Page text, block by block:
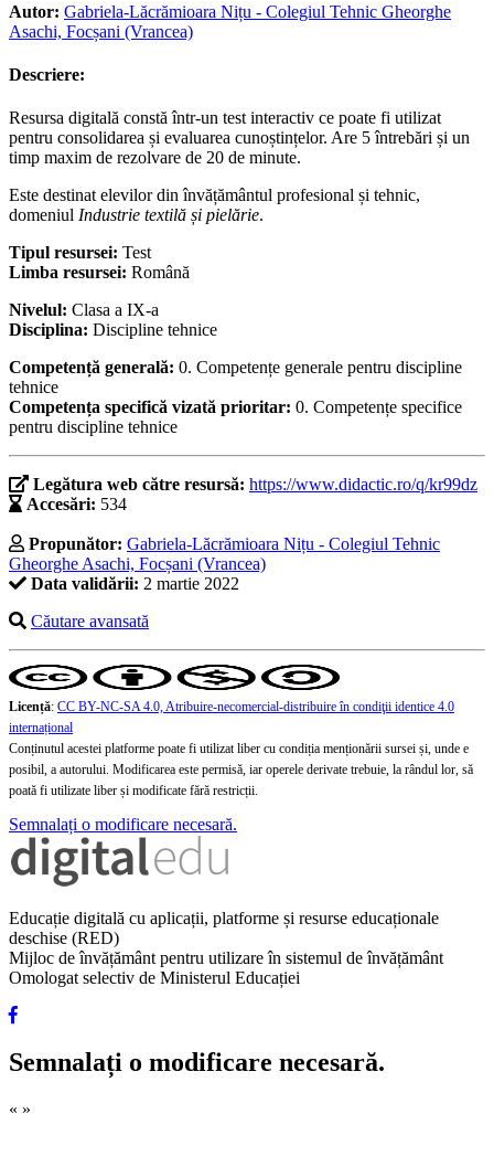
Autor: Gabriela-Lăcrămioara Nițu - Colegiul Tehnic Gheorghe
Asachi, Focșani (Vrancea)
Descriere:
Resursa digitală constă într-un test interactiv ce poate fi utilizat
pentru consolidarea și evaluarea cunoștințelor. Are 5 întrebări și un
timp maxim de rezolvare de 20 de minute.
Este destinat elevilor din învățământul profesional și tehnic,
domeniul Industrie textilă și pielărie.
Tipul resursei: Test
Limba resursei: Română
Nivelul: Clasa a IX-a
Disciplina: Discipline tehnice
Competență generală: 0. Competențe generale pentru discipline
tehnice
Competența specifică vizată prioritar: 0. Competențe specifice
pentru discipline tehnice
Legătura web către resursă: https://www.didactic.ro/q/kr99dz
Accesări: 534
Propunător: Gabriela-Lăcrămioara Nițu - Colegiul Tehnic
Gheorghe Asachi, Focșani (Vrancea)
Data validării: 2 martie 2022
Căutare avansată
Licență: CC BY-NC-SA 4.0, Atribuire-necomercial-distribuire în condiţii identice 4.0
internațional
Conținutul acestei platforme poate fi utilizat liber cu condiția menționării sursei și, unde e
posibil, a autorului. Modificarea este permisă, iar operele derivate trebuie, la rândul lor, să
poată fi utilizate liber și modificate fără restricții.
Semnalați o modificare necesară.
Educație digitală cu aplicații, platforme și resurse educaționale
deschise (RED)
Mijloc de învățământ pentru utilizare în sistemul de învățământ
Omologat selectiv de Ministerul Educației
Semnalați o modificare necesară.
« »